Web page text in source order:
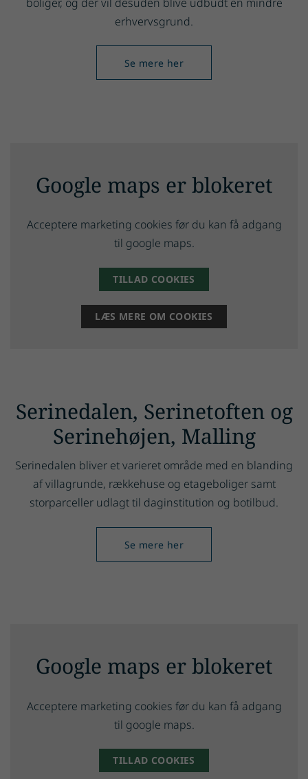
erhvervsgrund.
Se mere her
Google maps er blokeret
Acceptere marketing cookies før du kan få adgang
til google maps.
TILLAD COOKIES
LÆS MERE OM COOKIES
Serinedalen, Serinetoften og
Serinehøjen, Malling
Serinedalen bliver et varieret område med en blanding
af villagrunde, rækkehuse og etageboliger samt
storparceller udlagt til daginstitution og botilbud.
Se mere her
Google maps er blokeret
Acceptere marketing cookies før du kan få adgang
til google maps.
TILLAD COOKIES